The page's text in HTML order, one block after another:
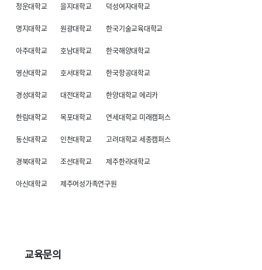
청운대학교 을지대학교 덕성여자대학교
명지대학교 원광대학교 한국기술교육대학교
아주대학교 호남대학교 한국해양대학교
영산대학교 호서대학교 한국항공대학교
경성대학교 대전대학교 한양대학교 에리카
한림대학교 목포대학교 연세대학교 미래캠퍼스
동신대학교 인천대학교 고려대학교 세종캠퍼스
경북대학교 조선대학교 제주한라대학교
아신대학교 제주여성가족연구원
교육문의